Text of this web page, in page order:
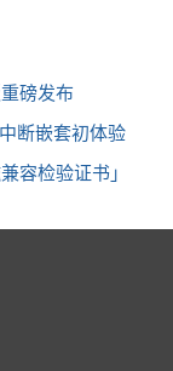
磅发布
断嵌套初体验
容检验证书」